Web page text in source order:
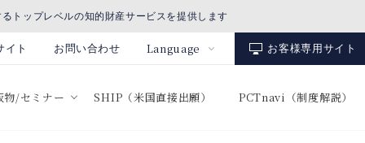
トップレベルの知的財産サービスを提供します
イト お問い合わせ Language お客様専用サイト
/セミナー SHIP（米国直接出願） PCTnavi（制度解説）